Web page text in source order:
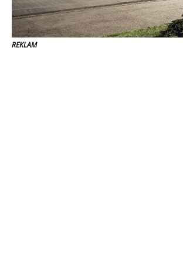
REKLAM